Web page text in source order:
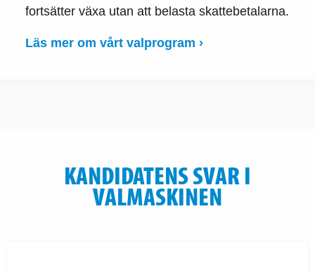
fortsätter växa utan att belasta skattebetalarna.
Läs mer om vårt valprogram ›
KANDIDATENS SVAR I
VALMASKINEN